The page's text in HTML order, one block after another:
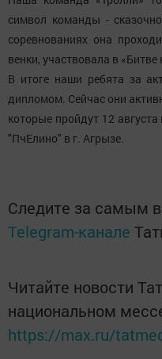
символ команды -
соревнованиях она
венки, участвовала в
В итоге наши ребята за
дипломом. Сейчас они
которые пройдут 12
"ПчЕлино" в г. Агрызе.
Следите за самым
Telegram-канале
Читайте новости
национальном
https://max.ru/